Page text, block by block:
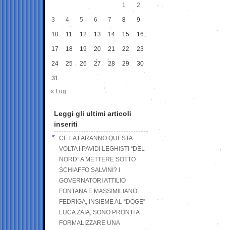
1
2
3 4 5 6 7 8 9
10 11 12 13 14 15 16
17 18 19 20 21 22 23
24 25 26 27 28 29 30
31
« Lug
Leggi gli ultimi articoli
inseriti
CE LA FARANNO QUESTA
VOLTA I PAVIDI LEGHISTI “DEL
NORD” A METTERE SOTTO
SCHIAFFO SALVINI? I
GOVERNATORI ATTILIO
FONTANA E MASSIMILIANO
FEDRIGA, INSIEME AL “DOGE”
LUCA ZAIA, SONO PRONTI A
FORMALIZZARE UNA